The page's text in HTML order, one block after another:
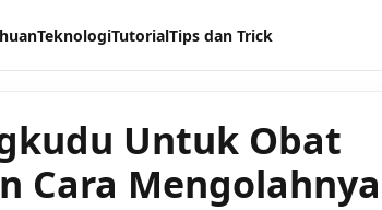
TeknologiTutorialTips dan Trick
Untuk Obat
Cara Mengolahnya